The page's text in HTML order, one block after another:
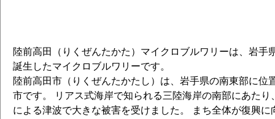
陸前高田（りくぜんたかた）マイクロブルワリーは、岩手
誕生したマイクロブルワリーです。
陸前高田市（りくぜんたかたし）は、岩手県の南東部に位
市です。 リアス式海岸で知られる三陸海岸の南部にあたり
による津波で大きな被害を受けました。 まち全体が復興